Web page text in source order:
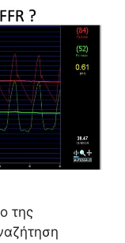
της